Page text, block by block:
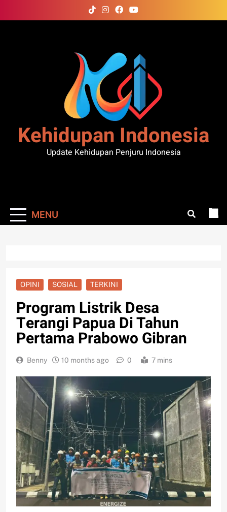
to
Kehidupan Indonesia
Update Kehidupan Penjuru Indonesia
MENU
OPINI SOSIAL TERKINI
Program Listrik Desa
Terangi Papua Di Tahun
Pertama Prabowo Gibran
Benny 10 months ago 0 7 mins